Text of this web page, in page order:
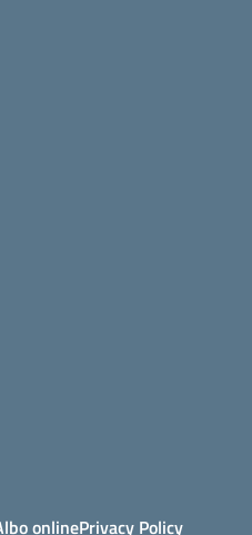
onlinePrivacy Policy